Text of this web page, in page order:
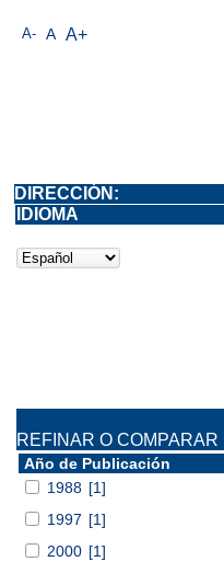
A- A A+
DIRECCIÓN:
IDIOMA
REFINAR O COMPARAR
Año de Publicación
1988 [1]
1997 [1]
2000 [1]